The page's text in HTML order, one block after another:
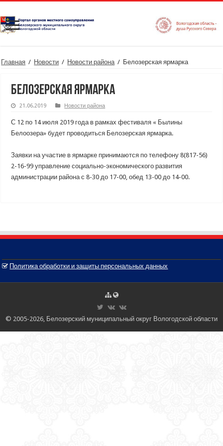
Главная / Новости / Новости района / Белозерская ярмарка
Белозерская ярмарка
21.06.2019 Новости района
С 12 по 14 июля 2019 года в рамках фестиваля « Былины
Белоозера» будет проводиться Белозерская ярмарка.
Заявки на участие в ярмарке принимаются по телефону 8(817-56)
2-16-99 управление социально-экономического развития
администрации района с 8-30 до 17-00, обед 13-00 до 14-00.
Политика обработки и защиты персональных данных
© 2005-2026, Белозерский муниципальный округ Вологодской области